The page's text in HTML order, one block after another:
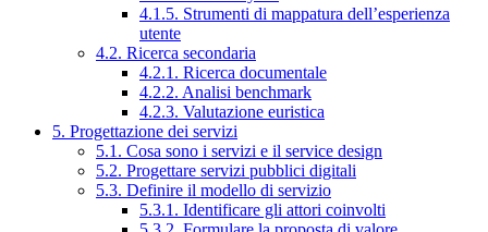
4.1.5. Strumenti di mappatura dell’esperienza
utente
4.2. Ricerca secondaria
4.2.1. Ricerca documentale
4.2.2. Analisi benchmark
4.2.3. Valutazione euristica
5. Progettazione dei servizi
5.1. Cosa sono i servizi e il service design
5.2. Progettare servizi pubblici digitali
5.3. Definire il modello di servizio
5.3.1. Identificare gli attori coinvolti